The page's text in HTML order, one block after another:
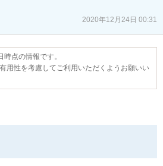
2020年12月24日 00:31
点の情報です。
用性を考慮してご利用いただくようお願いい